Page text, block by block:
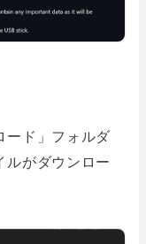
ード」フォルダ
ルがダウンロー